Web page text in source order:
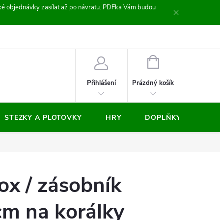
objednávky zasílat až po návratu. PDFka Vám budou
Přihlášení
NÁKUPNÍ
Prázdný košík
STEZKY A PLOTOVKY HRY DOPLŇKY
/ zásobník
na korálky